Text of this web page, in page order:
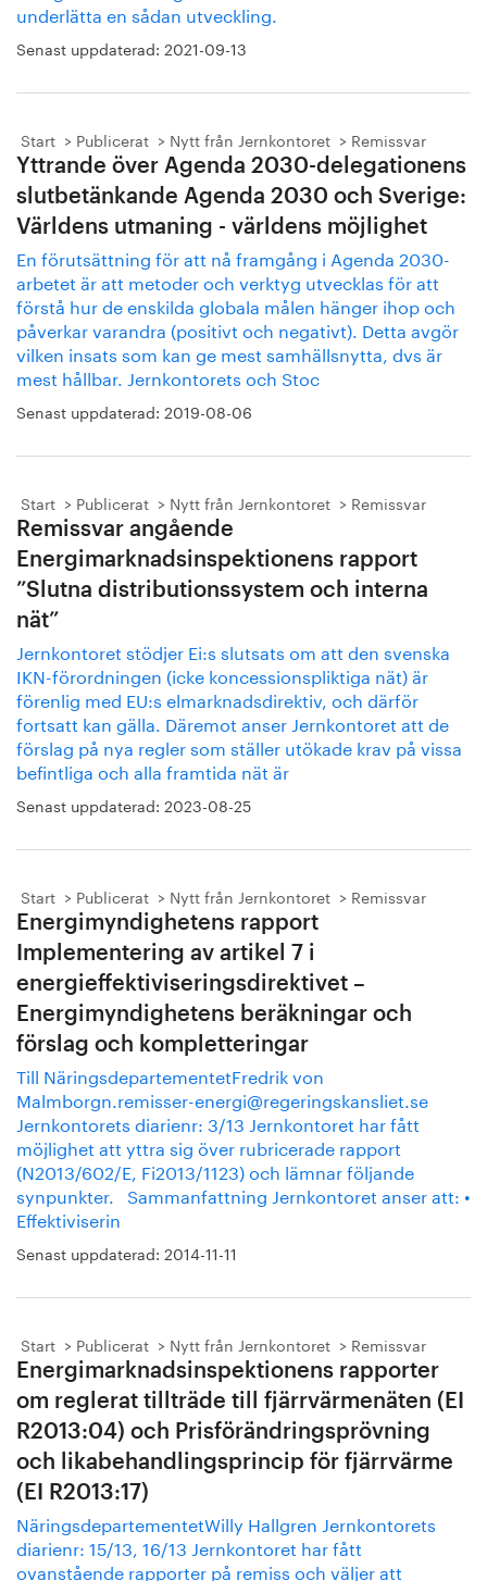
underlätta en sådan utveckling.
Senast uppdaterad: 2021-09-13
Start Publicerat Nytt från Jernkontoret Remissvar
Yttrande över Agenda 2030-delegationens
slutbetänkande Agenda 2030 och Sverige:
Världens utmaning - världens möjlighet
En förutsättning för att nå framgång i Agenda 2030-
arbetet är att metoder och verktyg utvecklas för att
förstå hur de enskilda globala målen hänger ihop och
påverkar varandra (positivt och negativt). Detta avgör
vilken insats som kan ge mest samhällsnytta, dvs är
mest hållbar. Jernkontorets och Stoc
Senast uppdaterad: 2019-08-06
Start Publicerat Nytt från Jernkontoret Remissvar
Remissvar angående
Energimarknadsinspektionens rapport
”Slutna distributionssystem och interna
nät”
Jernkontoret stödjer Ei:s slutsats om att den svenska
IKN-förordningen (icke koncessionspliktiga nät) är
förenlig med EU:s elmarknadsdirektiv, och därför
fortsatt kan gälla. Däremot anser Jernkontoret att de
förslag på nya regler som ställer utökade krav på vissa
befintliga och alla framtida nät är
Senast uppdaterad: 2023-08-25
Start Publicerat Nytt från Jernkontoret Remissvar
Energimyndighetens rapport
Implementering av artikel 7 i
energieffektiviseringsdirektivet –
Energimyndighetens beräkningar och
förslag och kompletteringar
Till NäringsdepartementetFredrik von
Malmborgn.remisser-energi@regeringskansliet.se
Jernkontorets diarienr: 3/13 Jernkontoret har fått
möjlighet att yttra sig över rubricerade rapport
(N2013/602/E, Fi2013/1123) och lämnar följande
synpunkter. Sammanfattning Jernkontoret anser att: •
Effektiviserin
Senast uppdaterad: 2014-11-11
Start Publicerat Nytt från Jernkontoret Remissvar
Energimarknadsinspektionens rapporter
om reglerat tillträde till fjärrvärmenäten (EI
R2013:04) och Prisförändringsprövning
och likabehandlingsprincip för fjärrvärme
(EI R2013:17)
NäringsdepartementetWilly Hallgren Jernkontorets
diarienr: 15/13, 16/13 Jernkontoret har fått
ovanstående rapporter på remiss och väljer att